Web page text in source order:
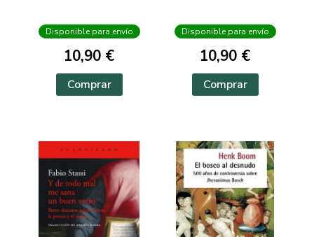
Disponible para envío
10,90 €
Comprar
Disponible para envío
10,90 €
Comprar